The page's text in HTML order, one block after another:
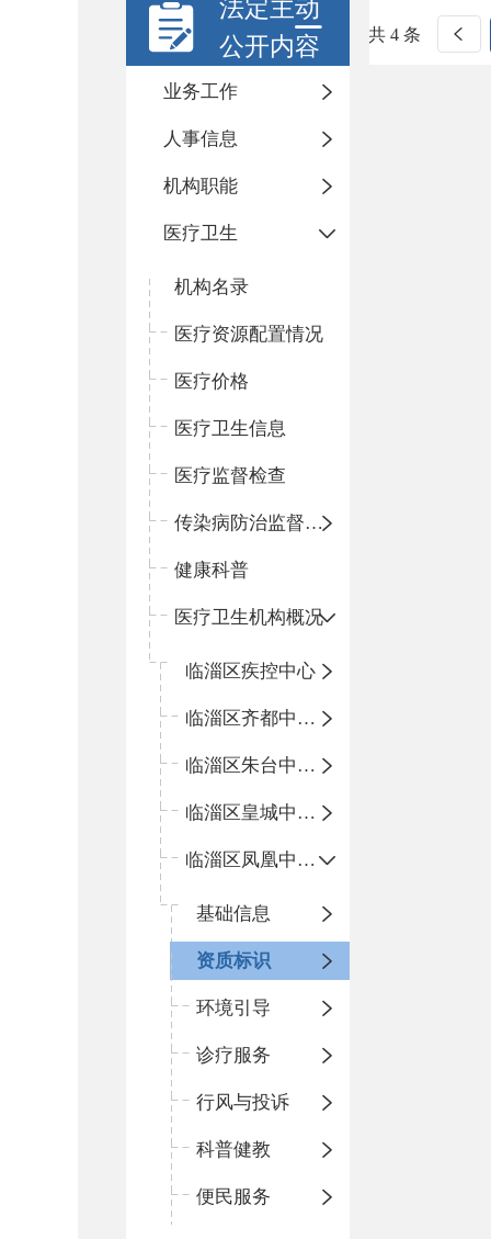
法定主动
公开内容
业务工作
人事信息
机构职能
医疗卫生
机构名录
医疗资源配置情况
医疗价格
医疗卫生信息
医疗监督检查
传染病防治监督检查
健康科普
医疗卫生机构概况
临淄区疾控中心
临淄区齐都中心卫生院
临淄区朱台中心卫生院
临淄区皇城中心卫生院
临淄区凤凰中心卫生院
基础信息
资质标识
环境引导
诊疗服务
行风与投诉
科普健教
便民服务
共 4 条